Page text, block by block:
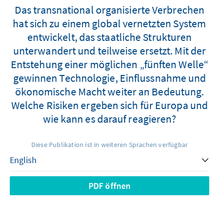
Das transnational organisierte Verbrechen
hat sich zu einem global vernetzten System
entwickelt, das staatliche Strukturen
unterwandert und teilweise ersetzt. Mit der
Entstehung einer möglichen „fünften Welle“
gewinnen Technologie, Einflussnahme und
ökonomische Macht weiter an Bedeutung.
Welche Risiken ergeben sich für Europa und
wie kann es darauf reagieren?
Diese Publikation ist in weiteren Sprachen verfügbar
PDF öffnen